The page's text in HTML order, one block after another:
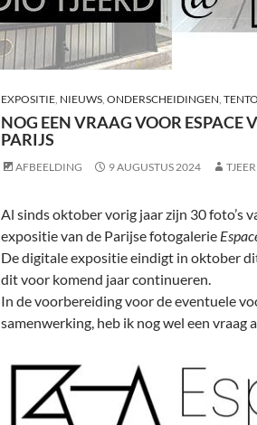
EXPOSITIE, NIEUWS, ONDERSCHEIDINGEN,
NOG EEN VRAAG VOOR ESPACE
PARIJS
AFBEELDING 9 AUGUSTUS 2024
Al sinds oktober vorig jaar zijn 30 foto’s
expositie van de Parijse fotogalerie
De digitale expositie eindigt in oktober
dit voor komend jaar continueren.
In de voorbereiding voor de eventuele
samenwerking, heb ik nog wel een vraag